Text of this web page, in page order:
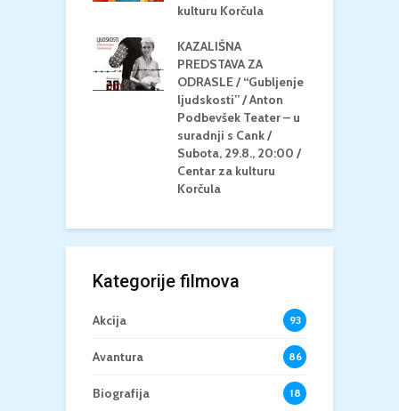
kulturu Korčula
KAZALIŠNA
PREDSTAVA ZA
ODRASLE / “Gubljenje
ljudskosti” / Anton
Podbevšek Teater – u
suradnji s Cank /
Subota, 29.8., 20:00 /
Centar za kulturu
Korčula
Kategorije filmova
Akcija 93
Avantura 86
Biografija 18